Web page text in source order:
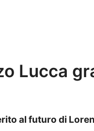
Lucca
al futuro di